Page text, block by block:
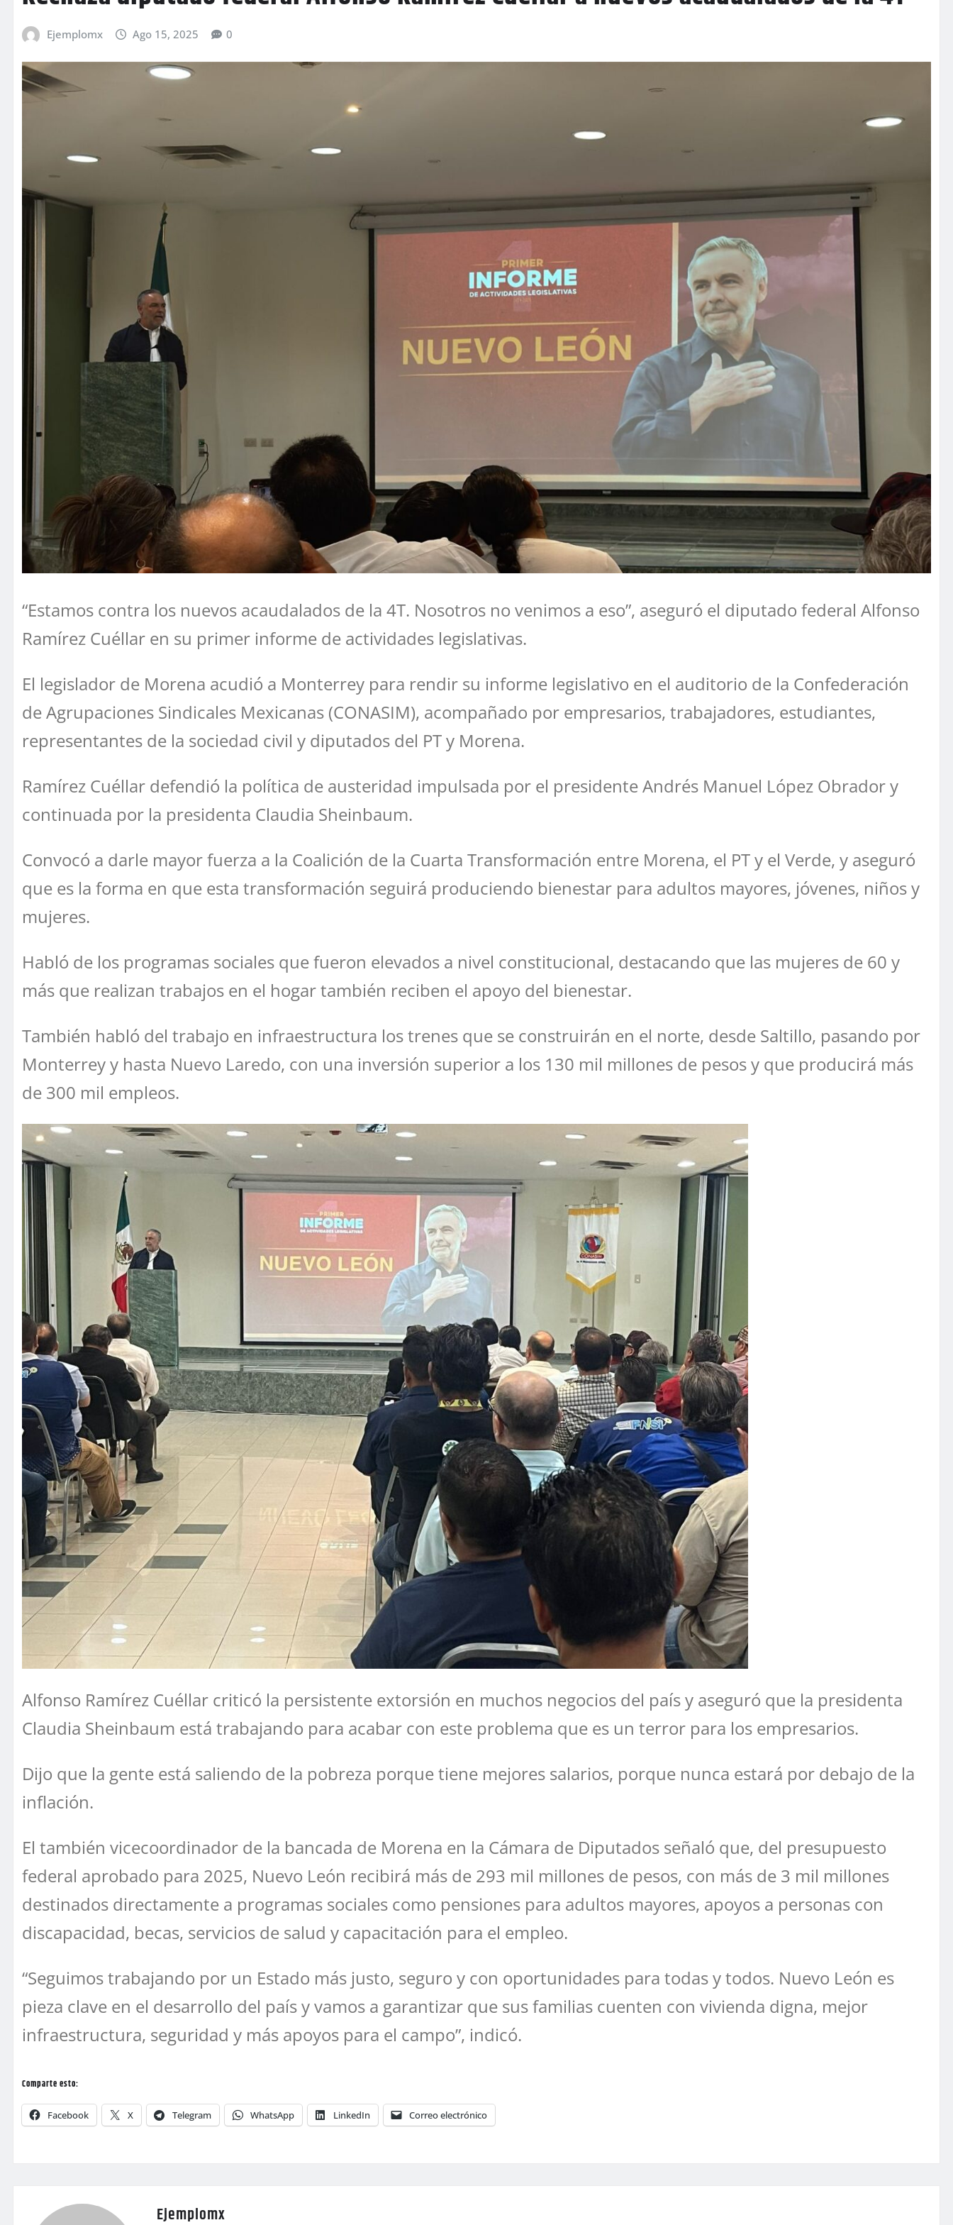
Ejemplomx Ago 15, 2025 0
“Estamos contra los nuevos acaudalados de la 4T. Nosotros no venimos a eso”, aseguró el diputado federal Alfonso
Ramírez Cuéllar en su primer informe de actividades legislativas.
El legislador de Morena acudió a Monterrey para rendir su informe legislativo en el auditorio de la Confederación
de Agrupaciones Sindicales Mexicanas (CONASIM), acompañado por empresarios, trabajadores, estudiantes,
representantes de la sociedad civil y diputados del PT y Morena.
Ramírez Cuéllar defendió la política de austeridad impulsada por el presidente Andrés Manuel López Obrador y
continuada por la presidenta Claudia Sheinbaum.
Convocó a darle mayor fuerza a la Coalición de la Cuarta Transformación entre Morena, el PT y el Verde, y aseguró
que es la forma en que esta transformación seguirá produciendo bienestar para adultos mayores, jóvenes, niños y
mujeres.
Habló de los programas sociales que fueron elevados a nivel constitucional, destacando que las mujeres de 60 y
más que realizan trabajos en el hogar también reciben el apoyo del bienestar.
También habló del trabajo en infraestructura los trenes que se construirán en el norte, desde Saltillo, pasando por
Monterrey y hasta Nuevo Laredo, con una inversión superior a los 130 mil millones de pesos y que producirá más
de 300 mil empleos.
Alfonso Ramírez Cuéllar criticó la persistente extorsión en muchos negocios del país y aseguró que la presidenta
Claudia Sheinbaum está trabajando para acabar con este problema que es un terror para los empresarios.
Dijo que la gente está saliendo de la pobreza porque tiene mejores salarios, porque nunca estará por debajo de la
inflación.
El también vicecoordinador de la bancada de Morena en la Cámara de Diputados señaló que, del presupuesto
federal aprobado para 2025, Nuevo León recibirá más de 293 mil millones de pesos, con más de 3 mil millones
destinados directamente a programas sociales como pensiones para adultos mayores, apoyos a personas con
discapacidad, becas, servicios de salud y capacitación para el empleo.
“Seguimos trabajando por un Estado más justo, seguro y con oportunidades para todas y todos. Nuevo León es
pieza clave en el desarrollo del país y vamos a garantizar que sus familias cuenten con vivienda digna, mejor
infraestructura, seguridad y más apoyos para el campo”, indicó.
Comparte esto:
Facebook X Telegram WhatsApp LinkedIn Correo electrónico
Ejemplomx